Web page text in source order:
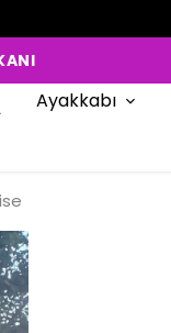
Ayakkabı